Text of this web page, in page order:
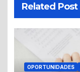
Related Post
OPORTUNIDADES